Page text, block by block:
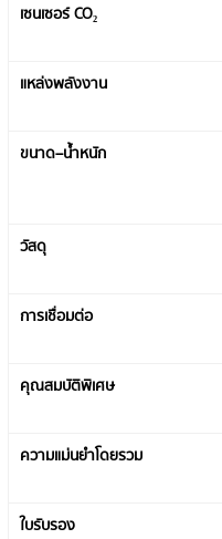
เซนเซอร์ CO₂
แหล่งพลังงาน
ขนาด–น้ำหนัก
วัสดุ
การเชื่อมต่อ
คุณสมบัติพิเศษ
ความแม่นยำโดยรวม
ใบรับรอง